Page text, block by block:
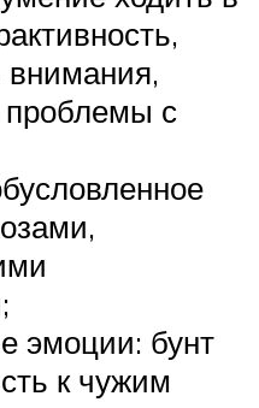
внимания,
проблемы с
эмоции: бунт
к чужим